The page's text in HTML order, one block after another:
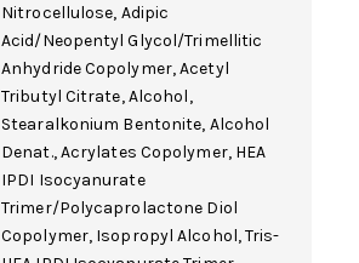
Nitrocellulose, Adipic
Acid/Neopentyl Glycol/Trimellitic
Anhydride Copolymer,Acetyl
Tributyl Citrate, Alcohol,
Stearalkonium Bentonite, Alcohol
Denat., Acrylates Copolymer, HEA
IPDI Isocyanurate
Trimer/Polycaprolactone Diol
Copolymer, Isopropyl Alcohol, Tris-